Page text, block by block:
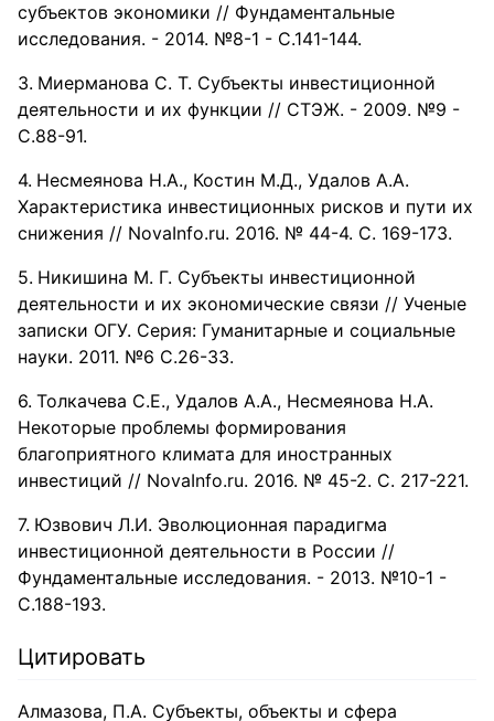
субъектов экономики // Фундаментальные
исследования. - 2014. №8-1 - С.141-144.
Миерманова С. Т. Субъекты инвестиционной
деятельности и их функции // СТЭЖ. - 2009. №9 -
С.88-91.
Несмеянова Н.А., Костин М.Д., Удалов А.А.
Характеристика инвестиционных рисков и пути их
снижения // NovaInfo.ru. 2016. № 44-4. С. 169-173.
Никишина М. Г. Субъекты инвестиционной
деятельности и их экономические связи // Ученые
записки ОГУ. Серия: Гуманитарные и социальные
науки. 2011. №6 С.26-33.
Толкачева С.Е., Удалов А.А., Несмеянова Н.А.
Некоторые проблемы формирования
благоприятного климата для иностранных
инвестиций // NovaInfo.ru. 2016. № 45-2. С. 217-221.
Юзвович Л.И. Эволюционная парадигма
инвестиционной деятельности в России //
Фундаментальные исследования. - 2013. №10-1 -
С.188-193.
Цитировать
Алмазова, П.А. Субъекты, объекты и сфера